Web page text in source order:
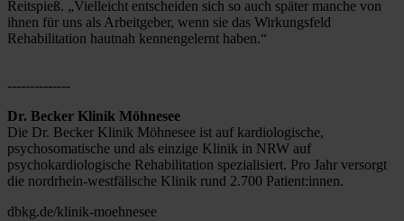
Reitspieß. „Vielleicht entscheiden sich so auch später manche von
ihnen für uns als Arbeitgeber, wenn sie das Wirkungsfeld
Rehabilitation hautnah kennengelernt haben.“
--------------
Dr. Becker Klinik Möhnesee
Die Dr. Becker Klinik Möhnesee ist auf kardiologische,
psychosomatische und als einzige Klinik in NRW auf
psychokardiologische Rehabilitation spezialisiert. Pro Jahr versorgt
die nordrhein-westfälische Klinik rund 2.700 Patient:innen.
dbkg.de/klinik-moehnesee